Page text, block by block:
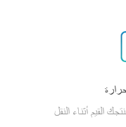
القيم أثناء النقل